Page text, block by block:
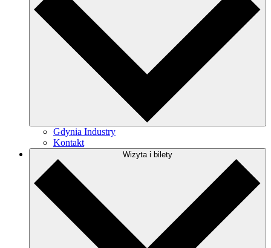
Gdynia Industry
Kontakt
Wizyta i bilety